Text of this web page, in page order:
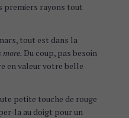
premiers rayons tout
tout est dans la
more. Du coup, pas besoin
en valeur votre belle
petite touche de rouge
la au doigt pour un